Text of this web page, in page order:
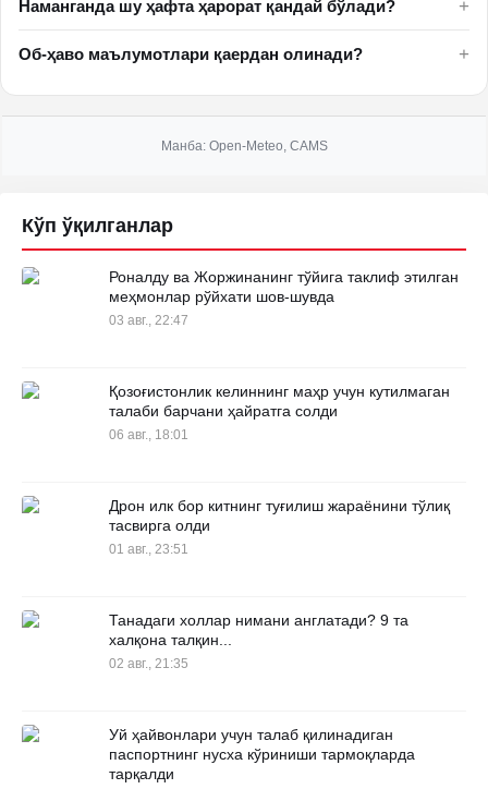
Наманганда шу ҳафта ҳарорат қандай бўлади? +
Об-ҳаво маълумотлари қаердан олинади? +
Манба: Open-Meteo, CAMS
Кўп ўқилганлар
Роналду ва Жоржинанинг тўйига таклиф этилган
меҳмонлар рўйхати шов-шувда
03 авг., 22:47
Қозоғистонлик келиннинг маҳр учун кутилмаган
талаби барчани ҳайратга солди
06 авг., 18:01
Дрон илк бор китнинг туғилиш жараёнини тўлиқ
тасвирга олди
01 авг., 23:51
Танадаги холлар нимани англатади? 9 та
халқона талқин...
02 авг., 21:35
Уй ҳайвонлари учун талаб қилинадиган
паспортнинг нусха кўриниши тармоқларда
тарқалди